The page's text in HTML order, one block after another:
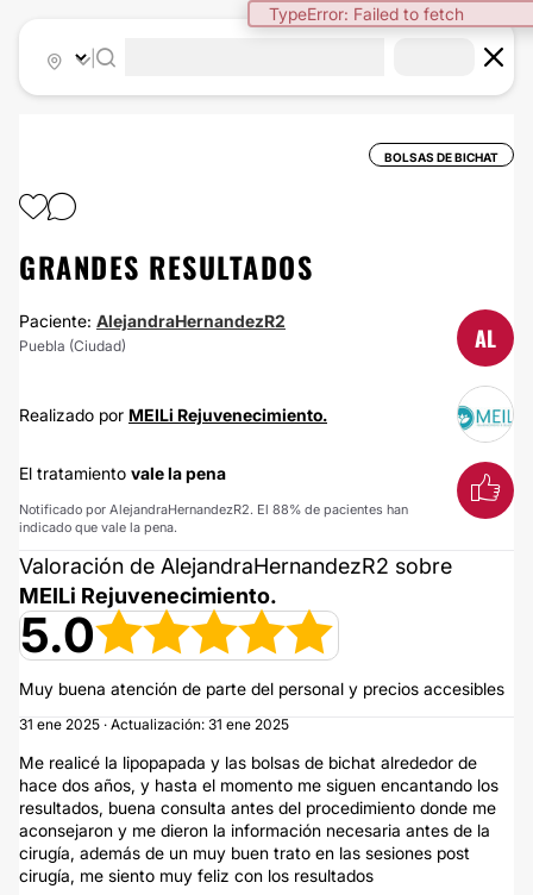
TypeError: Failed to fetch
BOLSAS DE BICHAT
GRANDES RESULTADOS
Paciente: AlejandraHernandezR2
Puebla (Ciudad) AL
Realizado por MEILi Rejuvenecimiento.
El tratamiento vale la pena
Notificado por AlejandraHernandezR2. El 88% de pacientes han
indicado que vale la pena.
Valoración de AlejandraHernandezR2 sobre
MEILi Rejuvenecimiento.
5.0
Muy buena atención de parte del personal y precios accesibles
31 ene 2025 · Actualización: 31 ene 2025
Me realicé la lipopapada y las bolsas de bichat alrededor de
hace dos años, y hasta el momento me siguen encantando los
resultados, buena consulta antes del procedimiento donde me
aconsejaron y me dieron la información necesaria antes de la
cirugía, además de un muy buen trato en las sesiones post
cirugía, me siento muy feliz con los resultados